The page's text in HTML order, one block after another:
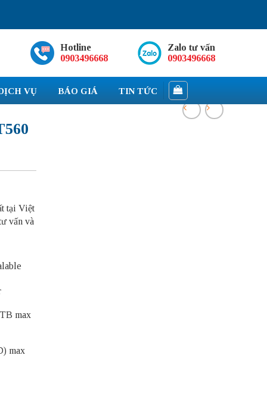
Hotline
0903496668
Zalo tư vấn
0903496668
VỤ BÁO GIÁ TIN TỨC
tại Việt
vấn và
max
max